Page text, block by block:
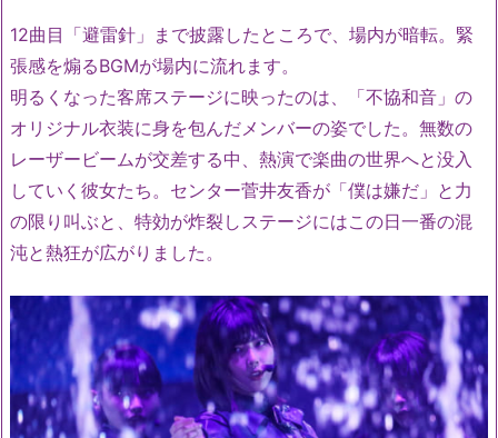
12曲目「避雷針」まで披露したところで、場内が暗転。緊
張感を煽るBGMが場内に流れます。
明るくなった客席ステージに映ったのは、「不協和音」の
オリジナル衣装に身を包んだメンバーの姿でした。無数の
レーザービームが交差する中、熱演で楽曲の世界へと没入
していく彼女たち。センター菅井友香が「僕は嫌だ」と力
の限り叫ぶと、特効が炸裂しステージにはこの日一番の混
沌と熱狂が広がりました。